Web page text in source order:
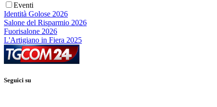
Eventi
Identità Golose 2026
Salone del Risparmio 2026
Fuorisalone 2026
L'Artigiano in Fiera 2025
Seguici su